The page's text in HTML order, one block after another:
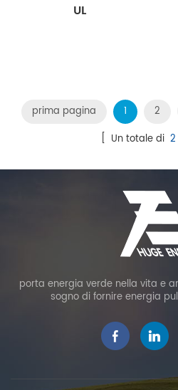
UL
prima pagina 1 2
[ Un totale di 2
porta energia verde nella vita e
sogno di fornire energia